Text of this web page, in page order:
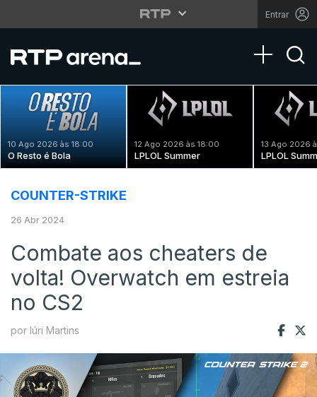
Entrar
Toggle
10 Ago 2026 às 18:00
O Resto é Bola
12 Ago 2026 às 18:00
LPLOL Summer
13 Ago 2026
LPLOL
COUNTER-STRIKE
26 Abr 2024
Combate aos cheaters de
volta! Overwatch em estreia
no CS2
por Iúri Martins